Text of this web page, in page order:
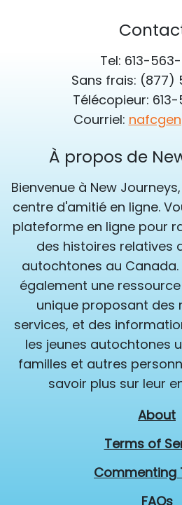
Tel: 613-
Sans frais: (877)
Télécopieur:
Courriel:
À propos de
Bienvenue à New
centre d'amitié en ligne.
plateforme en ligne pour
des histoires relatives
autochtones au Canada.
également une
unique proposant des
services, et des
les jeunes autochtones
familles et autres
savoir plus sur leur
About
Terms of
Commenting
FAQs